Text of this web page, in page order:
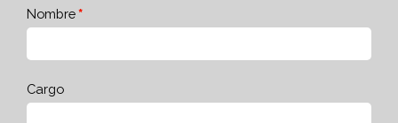
Nombre
Cargo